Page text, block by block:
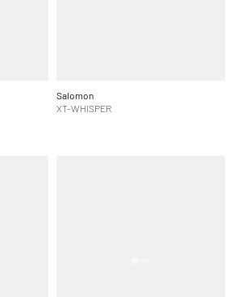
Salomon
XT-WHISPER